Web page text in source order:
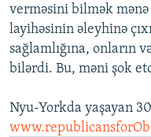
verməsini bilmək
layihəsinin əleyhinə
sağlamlığına, onların
bilərdi. Bu, məni şok
Nyu-Yorkda yaşayan